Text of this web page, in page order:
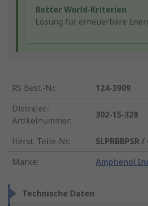
Better World-Kriterien
Lösung für erneuerbare
RS Best.-Nr.:
124-3909
Distrelec-
Artikelnummer:
302-15-328
Herst. Teile-Nr.:
SLPRBBPSR
Marke: Amphenol
Technische Daten